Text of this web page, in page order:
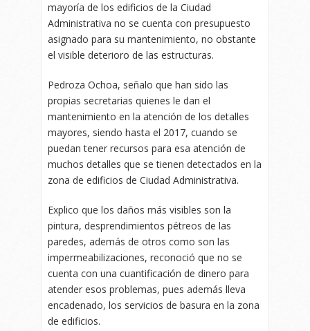
mayoría de los edificios de la Ciudad
Administrativa no se cuenta con presupuesto
asignado para su mantenimiento, no obstante
el visible deterioro de las estructuras.
Pedroza Ochoa, señalo que han sido las
propias secretarias quienes le dan el
mantenimiento en la atención de los detalles
mayores, siendo hasta el 2017, cuando se
puedan tener recursos para esa atención de
muchos detalles que se tienen detectados en la
zona de edificios de Ciudad Administrativa.
Explico que los daños más visibles son la
pintura, desprendimientos pétreos de las
paredes, además de otros como son las
impermeabilizaciones, reconoció que no se
cuenta con una cuantificación de dinero para
atender esos problemas, pues además lleva
encadenado, los servicios de basura en la zona
de edificios.